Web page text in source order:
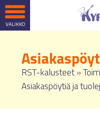
RST-kalusteet»
Asiakaspöytiä ja